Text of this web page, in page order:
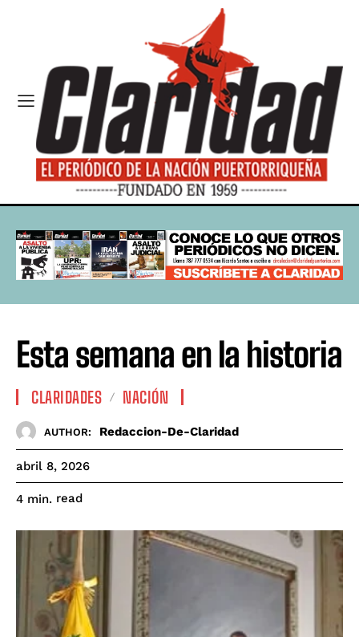
Esta semana en la historia
CLARIDADES NACIÓN
AUTHOR: Redaccion-De-Claridad
abril 8, 2026
4 min. read